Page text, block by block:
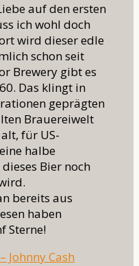
auf den ersten
ich wohl doch
wird dieser edle
schon seit
Brewery gibt es
Das klingt in
geprägten
Brauereiwelt
für US-
halbe
Bier noch
bereits aus
haben
Sterne!
Johnny Cash